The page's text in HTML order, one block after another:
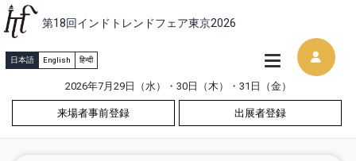
第18回インドトレンドフェア東京2026
日本語 English हिन्दी
2026年7月29日（水）・30日（木）・31日（金）
来場者事前登録 出展者登録